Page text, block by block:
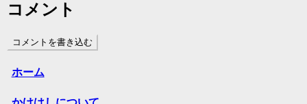
コメント
コメントを書き込む
ホーム